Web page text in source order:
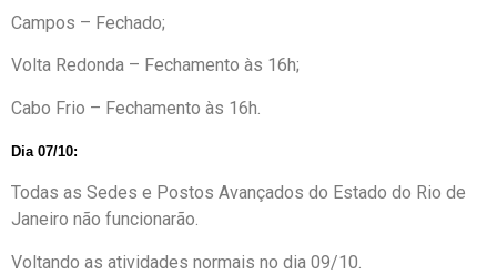
Campos – Fechado;
Volta Redonda – Fechamento às 16h;
Cabo Frio – Fechamento às 16h.
Dia 07/10:
Todas as Sedes e Postos Avançados do Estado do Rio de
Janeiro não funcionarão.
Voltando as atividades normais no dia 09/10.